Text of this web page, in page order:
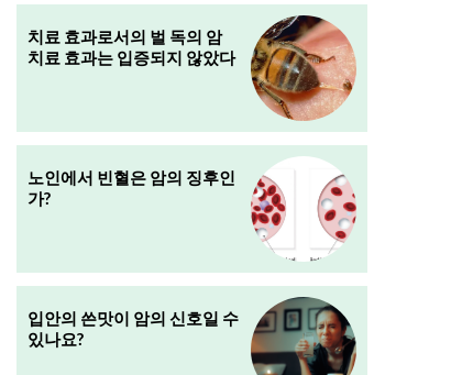
치료 효과로서의 벌 독의 암
치료 효과는 입증되지 않았다
노인에서 빈혈은 암의 징후인
가?
입안의 쓴맛이 암의 신호일 수
있나요?